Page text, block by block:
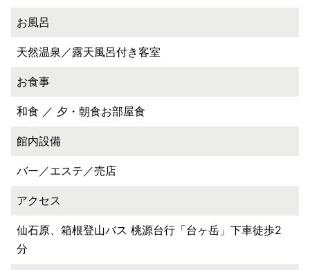
お風呂
天然温泉／露天風呂付き客室
お食事
和食 ／ 夕・朝食お部屋食
館内設備
バー／エステ／売店
アクセス
仙石原、箱根登山バス 桃源台行「台ヶ岳」下車徒歩2
分